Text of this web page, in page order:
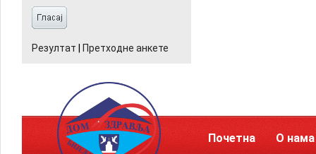
Резултат Претходне анкете
Почетна О нама